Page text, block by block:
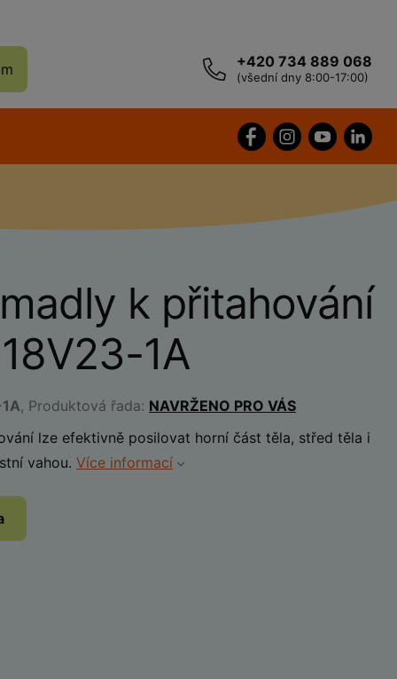
+420 734 889 068
(všední dny 8:00-17:00)
k přitahování
1A
, Produktová řada: NAVRŽENO PRO VÁS
lze efektivně posilovat horní část těla, střed těla i
vahou. Více informací